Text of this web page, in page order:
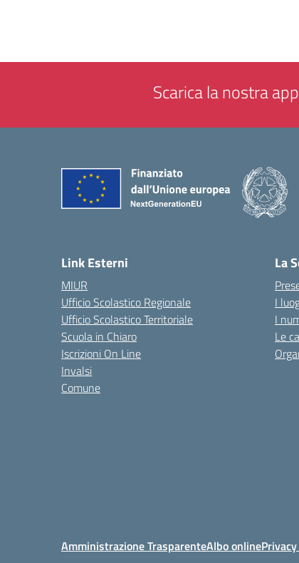
Scarica la nostra
Link Esterni
MIUR
Ufficio Scolastico Regionale
Ufficio Scolastico Territoriale
Scuola in Chiaro
Iscrizioni On Line
Invalsi
Comune
La
I
I
Le
Amministrazione TrasparenteAlbo online